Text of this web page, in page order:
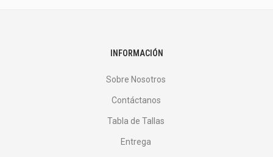
INFORMACIÓN
Sobre Nosotros
Contáctanos
Tabla de Tallas
Entrega